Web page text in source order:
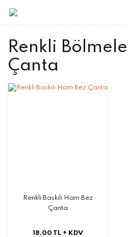
Renkli
Çanta
Renkli Baskılı Ham Bez
Çanta
18,00 TL + KDV